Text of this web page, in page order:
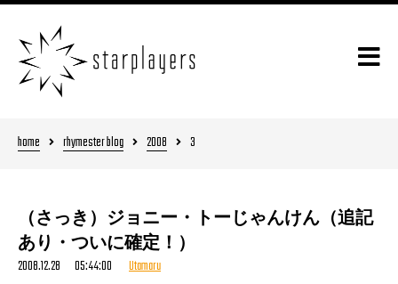
home rhymester blog 2008 3
（さっき）ジョニー・トーじゃんけん（追記
あり・ついに確定！）
2008.12.28 05:44:00 Utamaru